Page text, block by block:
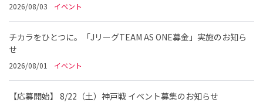
2026/08/03 イベント
チカラをひとつに。「JリーグTEAM AS ONE募金」実施のお知ら
せ
2026/08/01 イベント
【応募開始】 8/22（土）神戸戦 イベント募集のお知らせ